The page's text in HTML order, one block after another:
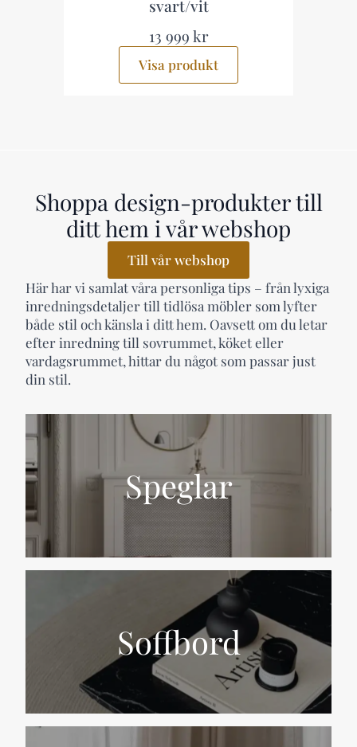
Beige
5 499 kr
Visa produkt
Speglar
Soffbord
Shoppa design-produkter till
ditt hem i vår webshop
Till vår webshop
Här har vi samlat våra personliga tips – från lyxiga
inredningsdetaljer till tidlösa möbler som lyfter
både stil och känsla i ditt hem. Oavsett om du letar
efter inredning till sovrummet, köket eller
vardagsrummet, hittar du något som passar just
din stil.